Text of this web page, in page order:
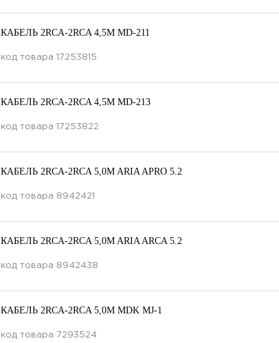
КАБЕЛЬ 2RCA-2RCA 4,5M MD-211
код товара 17253815
КАБЕЛЬ 2RCA-2RCA 4,5M MD-213
код товара 17253822
КАБЕЛЬ 2RCA-2RCA 5,0M ARIA APRO 5.2
код товара 8942421
КАБЕЛЬ 2RCA-2RCA 5,0M ARIA ARCA 5.2
код товара 8942438
КАБЕЛЬ 2RCA-2RCA 5,0M MDK MJ-1
код товара 7293524